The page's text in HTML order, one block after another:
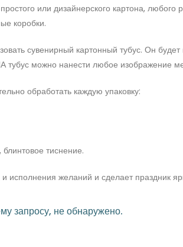
или дизайнерского картона,
коробки.
сувенирный картонный тубус. Он будет
тубус можно нанести любое изображение
обработать каждую упаковку:
тиснение.
и исполнения желаний и сделает праздник
запросу, не обнаружено.